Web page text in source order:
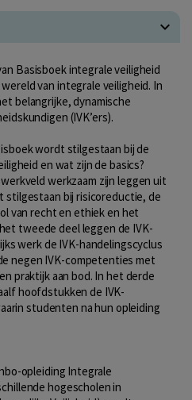
Basisboek integrale veiligheid
van integrale veiligheid. In
belangrijke, dynamische
(IVK’ers).
wordt stilgestaan bij de
en wat zijn de basics?
werkzaam zijn leggen uit
stilgestaan bij risicoreductie, de
van recht en ethiek en het
tweede deel leggen de IVK-
werk de IVK-handelingscyclus
negen IVK-competenties met
praktijk aan bod. In het derde
hoofdstukken de IVK-
studenten na hun opleiding
opleiding Integrale
hogescholen in